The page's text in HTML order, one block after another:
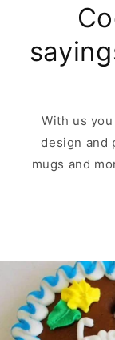
With us
design and
mugs and